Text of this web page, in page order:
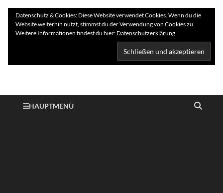
Hundelogie
HAUPTMENÜ
Datenschutz & Cookies: Diese Website verwendet Cookies. Wenn du die
Website weiterhin nutzt, stimmst du der Verwendung von Cookies zu.
Weitere Informationen findest du hier: Datenschutzerklärung